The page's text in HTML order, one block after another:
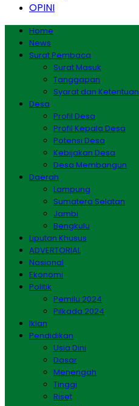
OPINI
Home
News
Surat Pembaca
Surat Masuk
Tanggapan
Syarat dan Ketentuan
Desa
Profil Desa
Profil Kepala Desa
Potensi Desa
Kebijakan Desa
Desa Membangun
Daerah
Lampung
Sumatera Selatan
Jambi
Bengkulu
Liputan Khusus
ADVERTORIAL
Nasional
Ekonomi
Politik
Pemilu 2024
Pilkada 2024
Iklan
Pendidikan
Usia Dini
Dasar
Menengah
Tinggi
Riset